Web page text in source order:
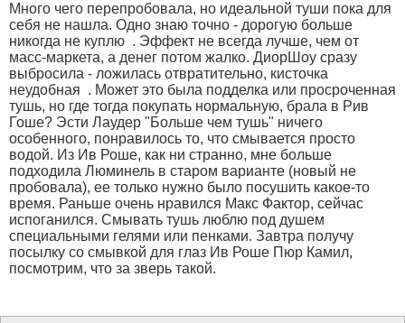
Много чего перепробовала, но идеальной туши пока для
себя не нашла. Одно знаю точно - дорогую больше
никогда не куплю . Эффект не всегда лучше, чем от
масс-маркета, а денег потом жалко. ДиорШоу сразу
выбросила - ложилась отвратительно, кисточка
неудобная . Может это была подделка или просроченная
тушь, но где тогда покупать нормальную, брала в Рив
Гоше? Эсти Лаудер "Больше чем тушь" ничего
особенного, понравилось то, что смывается просто
водой. Из Ив Роше, как ни странно, мне больше
подходила Люминель в старом варианте (новый не
пробовала), ее только нужно было посушить какое-то
время. Раньше очень нравился Макс Фактор, сейчас
испоганился. Смывать тушь люблю под душем
специальными гелями или пенками. Завтра получу
посылку со смывкой для глаз Ив Роше Пюр Камил,
посмотрим, что за зверь такой.